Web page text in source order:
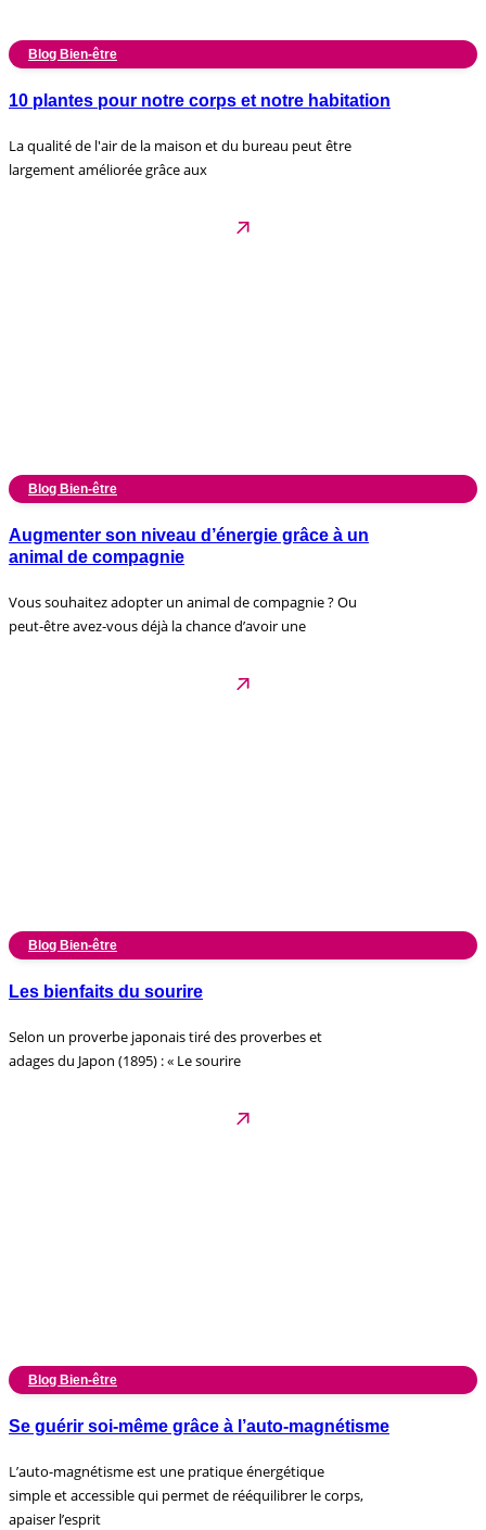
Blog Bien-être
10 plantes pour notre corps et notre habitation
La qualité de l'air de la maison et du bureau peut être
largement améliorée grâce aux
Blog Bien-être
Augmenter son niveau d’énergie grâce à un
animal de compagnie
Vous souhaitez adopter un animal de compagnie ? Ou
peut-être avez-vous déjà la chance d’avoir une
Blog Bien-être
Les bienfaits du sourire
Selon un proverbe japonais tiré des proverbes et
adages du Japon (1895) : « Le sourire
Blog Bien-être
Se guérir soi-même grâce à l’auto-magnétisme
L’auto-magnétisme est une pratique énergétique
simple et accessible qui permet de rééquilibrer le corps,
apaiser l’esprit